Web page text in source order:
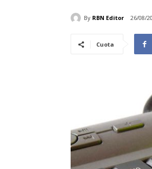
By RBN Editor 26/08/
Cuota